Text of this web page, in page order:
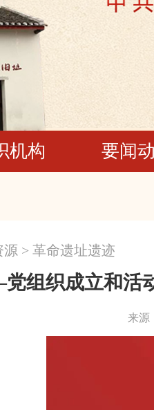
机构 要闻
源 > 革命遗址遗迹
组织成立和活
来源